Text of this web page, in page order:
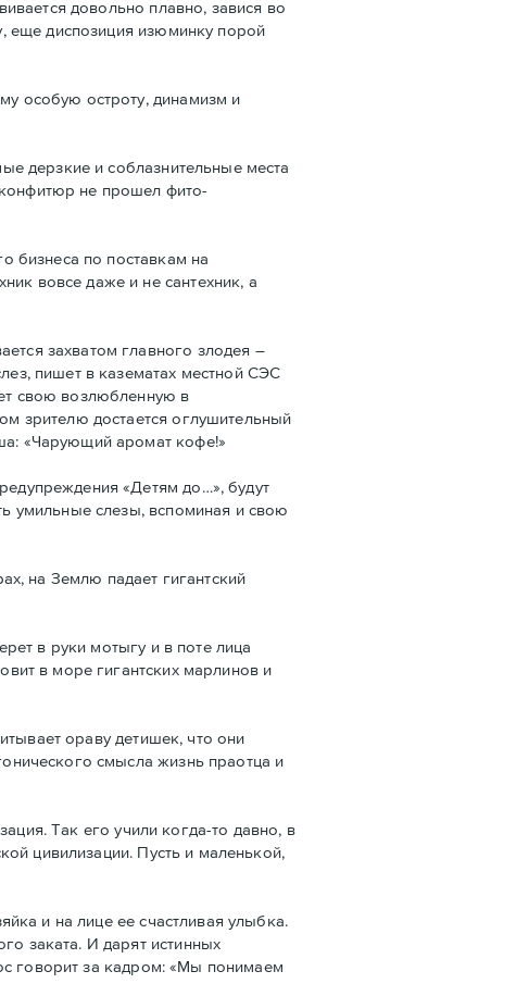
довольно плавно, завися во
еще диспозиция изюминку порой
особую остроту, динамизм и
дерзкие и соблазнительные места
не прошел фито-
бизнеса по поставкам на
вовсе даже и не сантехник, а
захватом главного злодея –
пишет в казематах местной СЭС
свою возлюбленную в
зрителю достается оглушительный
«Чарующий аромат кофе!»
«Детям до…», будут
умильные слезы, вспоминая и свою
на Землю падает гигантский
в руки мотыгу и в поте лица
в море гигантских марлинов и
ораву детишек, что они
смысла жизнь праотца и
Так его учили когда-то давно, в
цивилизации. Пусть и маленькой,
и на лице ее счастливая улыбка.
заката. И дарят истинных
говорит за кадром: «Мы понимаем